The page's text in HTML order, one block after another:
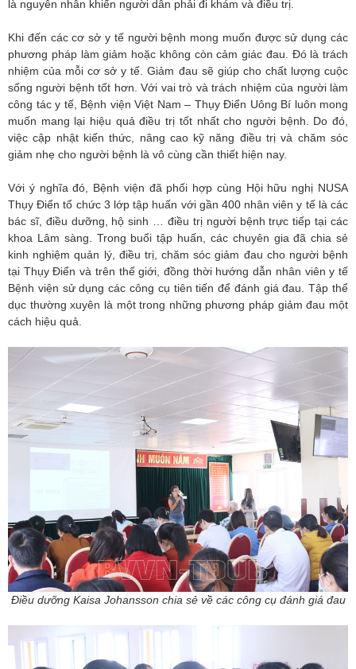
là nguyên nhân khiến người dân phải đi khám và điều trị.
Khi đến các cơ sở y tế người bệnh mong muốn được sử dụng các
phương pháp làm giảm hoặc không còn cảm giác đau. Đó là trách
nhiệm của mỗi cơ sở y tế. Giảm đau sẽ giúp cho chất lượng cuộc
sống người bệnh tốt hơn. Với vai trò và trách nhiệm của người làm
công tác y tế, Bệnh viện Việt Nam – Thụy Điển Uông Bí luôn mong
muốn mang lại hiệu quả điều trị tốt nhất cho người bệnh. Do đó,
việc cập nhật kiến thức, nâng cao kỹ năng điều trị và chăm sóc
giảm nhẹ cho người bệnh là vô cùng cần thiết hiện nay.
Với ý nghĩa đó, Bệnh viện đã phối hợp cùng Hội hữu nghị NUSA
Thụy Điển tổ chức 3 lớp tập huấn với gần 400 nhân viên y tế là các
bác sĩ, điều dưỡng, hộ sinh … điều trị người bệnh trực tiếp tại các
khoa Lâm sàng. Trong buổi tập huấn, các chuyên gia đã chia sẻ
kinh nghiệm quản lý, điều trị, chăm sóc giảm đau cho người bệnh
tại Thụy Điển và trên thế giới, đồng thời hướng dẫn nhân viên y tế
Bệnh viện sử dụng các công cụ tiên tiến để đánh giá đau. Tập thể
dục thường xuyên là một trong những phương pháp giảm đau một
cách hiệu quả.
Điều dưỡng Kaisa Johansson chia sẻ về các công cụ đánh giá đau